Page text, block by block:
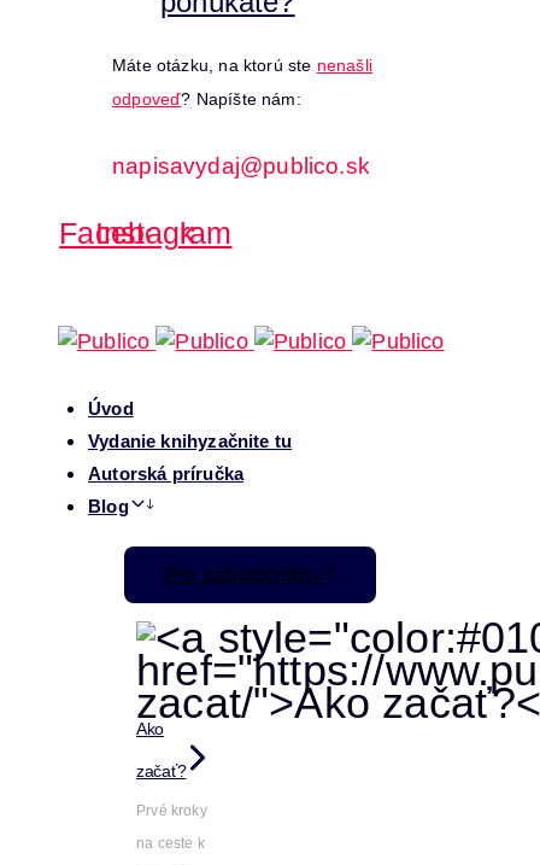
Máte otázku, na ktorú ste nenašli
odpoveď? Napíšte nám:
napisavydaj@publico.sk
Facebook
Instagram
Úvod
Vydanie knihyzačnite tu
Autorská príručka
Blog
Pre začiatočníkov
Ako
začať?
Prvé kroky
na ceste k